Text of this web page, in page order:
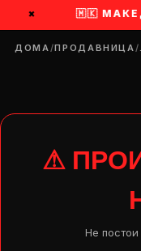
× 🇲🇰
ДОМА/ПРОДАВНИЦА/
⚠
Не постои